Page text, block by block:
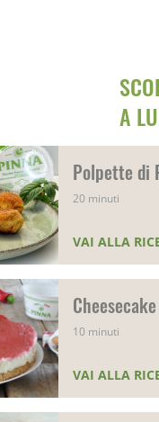
A
Polpette di
20 minuti
VAI ALLA
10 minuti
VAI ALLA